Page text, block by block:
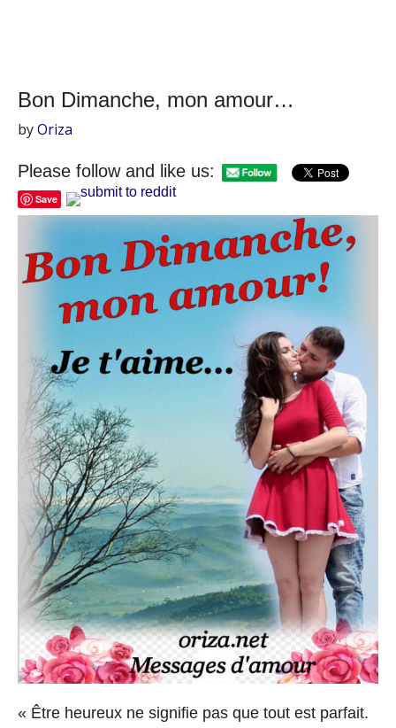
Bon Dimanche, mon amour…
byOriza
Please follow and like us:
Save
« Être heureux ne signifie pas que tout est parfait.